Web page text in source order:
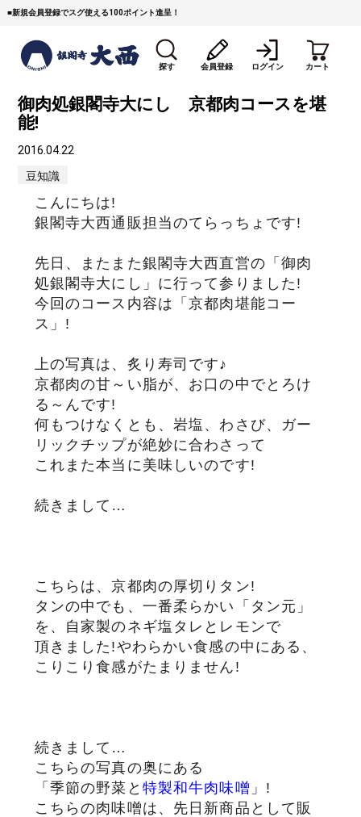
■新規会員登録でスグ使える100ポイント進呈！
探す
すき焼き 焼 肉 ステーキ
しゃぶしゃぶ コマ切れミンチ ローストビーフ
焼豚など（豚肉の加工
品）
牛丼など（牛肉の加工
カレー・コロッケ・ハン
（熟）
会員登録 ログイン カート
御肉処銀閣寺大にし 京都肉コースを堪
能!
2016.04.22
豆知識
こんにちは!
銀閣寺大西通販担当のてらっちょです!
先日、またまた銀閣寺大西直営の「御肉
処銀閣寺大にし」に行って参りました!
今回のコース内容は「京都肉堪能コー
ス」!
上の写真は、炙り寿司です♪
京都肉の甘～い脂が、お口の中でとろけ
る～んです!
何もつけなくとも、岩塩、わさび、ガー
リックチップが絶妙に合わさって
これまた本当に美味しいのです!
続きまして…
こちらは、京都肉の厚切りタン!
タンの中でも、一番柔らかい「タン元」
を、自家製のネギ塩タレとレモンで
頂きました!やわらかい食感の中にある、
こりこり食感がたまりません!
続きまして…
こちらの写真の奥にある
「季節の野菜と 特製和牛肉味噌 」!
こちらの肉味噌は、先日新商品として販